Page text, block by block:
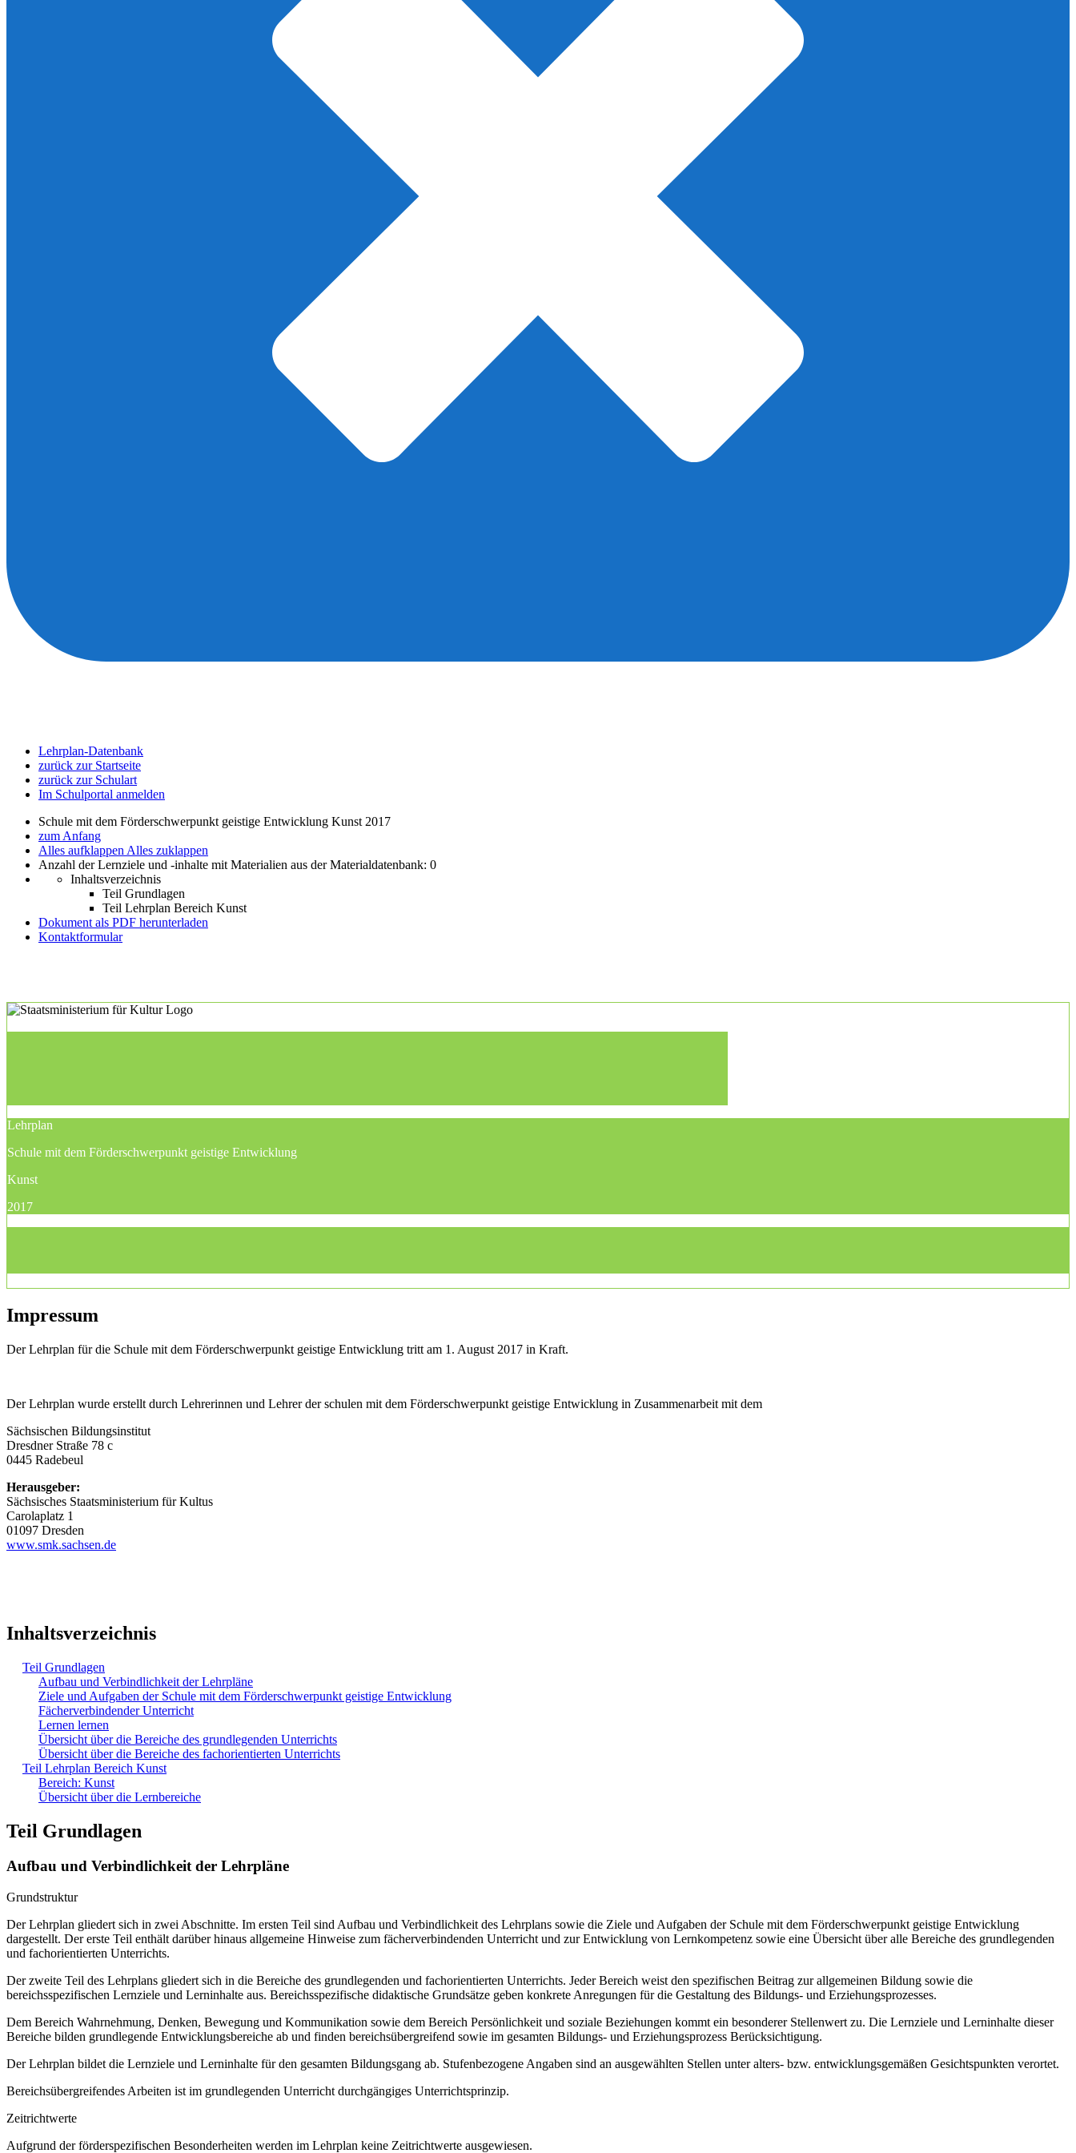
Lehrplan-Datenbank
zurück zur Startseite
zurück zur Schulart
Im Schulportal anmelden
Schule mit dem Förderschwerpunkt geistige Entwicklung Kunst 2017
zum Anfang
Alles aufklappen Alles zuklappen
Anzahl der Lernziele und -inhalte mit Materialien aus der Materialdatenbank: 0
Inhaltsverzeichnis
Teil Grundlagen
Teil Lehrplan Bereich Kunst
Dokument als PDF herunterladen
Kontaktformular
Lehrplan
Schule mit dem Förderschwerpunkt geistige Entwicklung
Kunst
2017
Impressum
Der Lehrplan für die Schule mit dem Förderschwerpunkt geistige Entwicklung tritt am 1. August 2017 in Kraft.
Der Lehrplan wurde erstellt durch Lehrerinnen und Lehrer der schulen mit dem Förderschwerpunkt geistige Entwicklung in Zusammenarbeit mit dem
Sächsischen Bildungsinstitut
Dresdner Straße 78 c
0445 Radebeul
Herausgeber:
Sächsisches Staatsministerium für Kultus
Carolaplatz 1
01097 Dresden
www.smk.sachsen.de
Inhaltsverzeichnis
Teil Grundlagen
Aufbau und Verbindlichkeit der Lehrpläne
Ziele und Aufgaben der Schule mit dem Förderschwerpunkt geistige Entwicklung
Fächerverbindender Unterricht
Lernen lernen
Übersicht über die Bereiche des grundlegenden Unterrichts
Übersicht über die Bereiche des fachorientierten Unterrichts
Teil Lehrplan Bereich Kunst
Bereich: Kunst
Übersicht über die Lernbereiche
Teil Grundlagen
Aufbau und Verbindlichkeit der Lehrpläne
Grundstruktur
Der Lehrplan gliedert sich in zwei Abschnitte. Im ersten Teil sind Aufbau und Verbindlichkeit des Lehrplans sowie die Ziele und Aufgaben der Schule mit dem Förderschwerpunkt geistige Entwicklung
dargestellt. Der erste Teil enthält darüber hinaus allgemeine Hinweise zum fächerverbindenden Unterricht und zur Entwicklung von Lernkompetenz sowie eine Übersicht über alle Bereiche des grundlegenden
und fachorientierten Unterrichts.
Der zweite Teil des Lehrplans gliedert sich in die Bereiche des grundlegenden und fachorientierten Unterrichts. Jeder Bereich weist den spezifischen Beitrag zur allgemeinen Bildung sowie die
bereichsspezifischen Lernziele und Lerninhalte aus. Bereichsspezifische didaktische Grundsätze geben konkrete Anregungen für die Gestaltung des Bildungs- und Erziehungsprozesses.
Dem Bereich Wahrnehmung, Denken, Bewegung und Kommunikation sowie dem Bereich Persönlichkeit und soziale Beziehungen kommt ein besonderer Stellenwert zu. Die Lernziele und Lerninhalte dieser
Bereiche bilden grundlegende Entwicklungsbereiche ab und finden bereichsübergreifend sowie im gesamten Bildungs- und Erziehungsprozess Berücksichtigung.
Der Lehrplan bildet die Lernziele und Lerninhalte für den gesamten Bildungsgang ab. Stufenbezogene Angaben sind an ausgewählten Stellen unter alters- bzw. entwicklungsgemäßen Gesichtspunkten verortet.
Bereichsübergreifendes Arbeiten ist im grundlegenden Unterricht durchgängiges Unterrichtsprinzip.
Zeitrichtwerte
Aufgrund der förderspezifischen Besonderheiten werden im Lehrplan keine Zeitrichtwerte ausgewiesen.